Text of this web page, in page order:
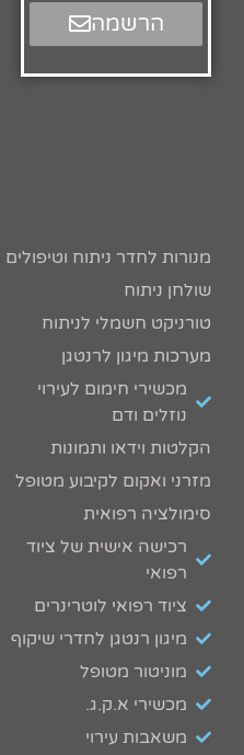
הרשמה
מנורות לחדר ניתוח וטיפולים
שולחן ניתוח
טורניקט חשמלי לניתוח
מערכות מיגון לרנטגן
מכשירי חימום לעירוי
נוזלים ודם
הקלטות וידאו ותמונות
מזרני ואקום לקיבוע מטופל
סימולציה רפואית
רכישה אישית של ציוד
רפואי
ציוד רפואי לוטרינרים
מיגון רנטגן לחדרי שיקוף
מוניטור מטופל
מכשירי א.ק.ג.
משאבות עירוי